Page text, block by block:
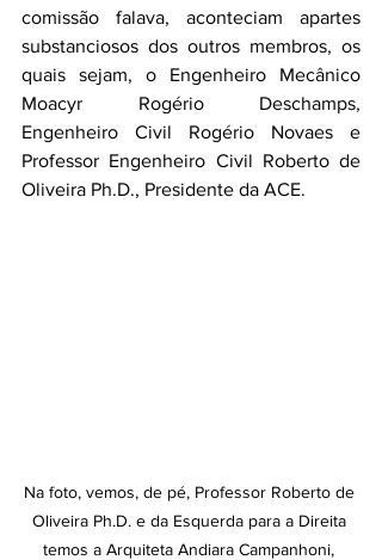
comissão falava, aconteciam apartes
substanciosos dos outros membros, os
quais sejam, o Engenheiro Mecânico
Moacyr Rogério Deschamps,
Engenheiro Civil Rogério Novaes e
Professor Engenheiro Civil Roberto de
Oliveira Ph.D., Presidente da ACE.
Na foto, vemos, de pé, Professor Roberto de
Oliveira Ph.D. e da Esquerda para a Direita
temos a Arquiteta Andiara Campanhoni,